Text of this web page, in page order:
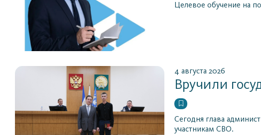
Целевое обучение на
4 августа 2026
Вручили
Сегодня глава
участникам СВО.